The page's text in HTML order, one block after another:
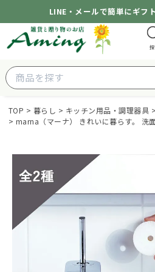
LINE・メールで簡単にギフ
探
TOP 暮らし キッチン用品・調理器具
marna（マーナ） きれいに暮らす。 洗